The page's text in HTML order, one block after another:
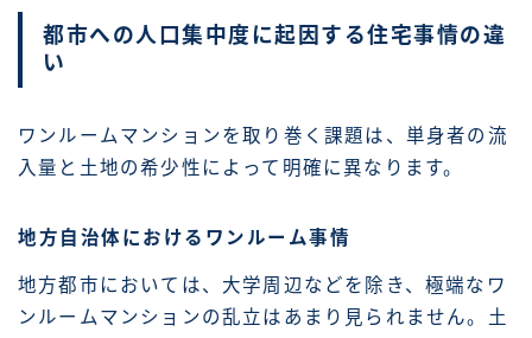
都市への人口集中度に起因する住宅事情の違
い
ワンルームマンションを取り巻く課題は、単身者の流
入量と土地の希少性によって明確に異なります。
地方自治体におけるワンルーム事情
地方都市においては、大学周辺などを除き、極端なワ
ンルームマンションの乱立はあまり見られません。土